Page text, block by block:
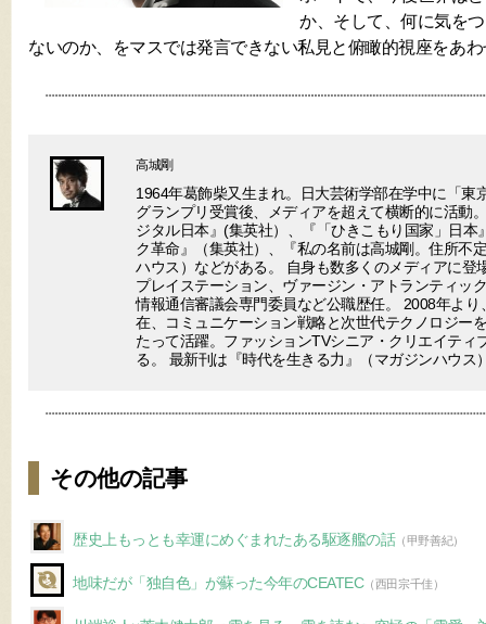
か、そして、何に気を
ないのか、をマスでは発言できない私見と俯瞰的視座をあ
高城剛
1964年葛飾柴又生まれ。日大芸術学部在学中に「東
グランプリ受賞後、メディアを超えて横断的に活
ジタル日本』(集英社）、『「ひきこもり国家」日本
ク革命』（集英社）、『私の名前は高城剛。住所不
ハウス）などがある。 自身も数多くのメディアに登
プレイステーション、ヴァージン・アトランティッ
情報通信審議会専門委員など公職歴任。 2008年よ
在、コミュニケーション戦略と次世代テクノロジー
たって活躍。ファッションTVシニア・クリエイティ
る。 最新刊は『時代を生きる力』（マガジンハウス
その他の記事
歴史上もっとも幸運にめぐまれたある駆逐艦の話（甲野善紀）
地味だが「独自色」が蘇った今年のCEATEC（西田宗千佳）